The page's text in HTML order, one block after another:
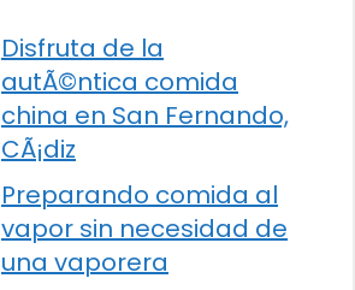
Disfruta de la
autÃ©ntica comida
china en San Fernando,
CÃ¡diz
Preparando comida al
vapor sin necesidad de
una vaporera